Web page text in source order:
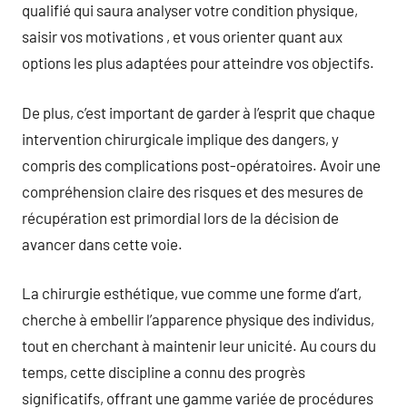
qualifié qui saura analyser votre condition physique,
saisir vos motivations , et vous orienter quant aux
options les plus adaptées pour atteindre vos objectifs.
De plus, c’est important de garder à l’esprit que chaque
intervention chirurgicale implique des dangers, y
compris des complications post-opératoires. Avoir une
compréhension claire des risques et des mesures de
récupération est primordial lors de la décision de
avancer dans cette voie.
La chirurgie esthétique, vue comme une forme d’art,
cherche à embellir l’apparence physique des individus,
tout en cherchant à maintenir leur unicité. Au cours du
temps, cette discipline a connu des progrès
significatifs, offrant une gamme variée de procédures